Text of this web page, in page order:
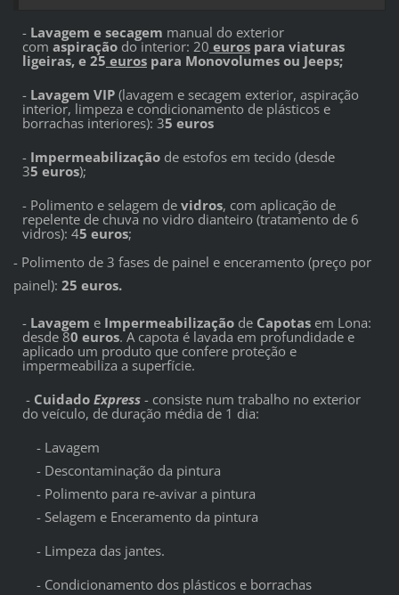
- Lavagem e secagem manual do exterior
com aspiração do interior: 20 eurospara viaturas
ligeiras, e 25 eurospara Monovolumes ou Jeeps;
- Lavagem VIP(lavagem e secagem exterior, aspiração
interior, limpeza e condicionamento de plásticos e
borrachas interiores): 35 euros
- Impermeabilizaçãode estofos em tecido (desde
35 euros);
- Polimento e selagem de vidros, com aplicação de
repelente de chuva no vidro dianteiro (tratamento de 6
vidros): 45 euros;
- Polimento de 3 fases de painel e enceramento (preço por
painel): 25 euros.
- Lavagem e Impermeabilização de Capotas em Lona:
desde 80 euros. A capota é lavada em profundidade e
aplicado um produto que confere proteção e
impermeabiliza a superfície.
- Cuidado Express - consiste num trabalho no exterior
do veículo, de duração média de 1 dia:
- Lavagem
- Descontaminação da pintura
- Polimento para re-avivar a pintura
- Selagem e Enceramento da pintura
- Limpeza das jantes.
- Condicionamento dos plásticos e borrachas